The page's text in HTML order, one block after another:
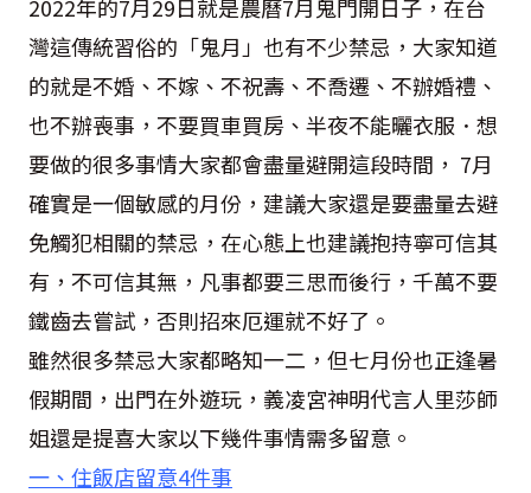
2022年的7月29日就是農曆7月鬼門開日子，在台
灣這傳統習俗的「鬼月」也有不少禁忌，大家知道
的就是不婚、不嫁、不祝壽、不喬遷、不辦婚禮、
也不辦喪事，不要買車買房、半夜不能曬衣服．想
要做的很多事情大家都會盡量避開這段時間， 7月
確實是一個敏感的月份，建議大家還是要盡量去避
免觸犯相關的禁忌，在心態上也建議抱持寧可信其
有，不可信其無，凡事都要三思而後行，千萬不要
鐵齒去嘗試，否則招來厄運就不好了。
雖然很多禁忌大家都略知一二，但七月份也正逢暑
假期間，出門在外遊玩，義凌宮神明代言人里莎師
姐還是提喜大家以下幾件事情需多留意。
一、住飯店留意4件事